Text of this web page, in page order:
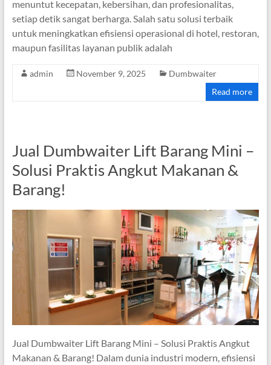
menuntut kecepatan, kebersihan, dan profesionalitas,
setiap detik sangat berharga. Salah satu solusi terbaik
untuk meningkatkan efisiensi operasional di hotel, restoran,
maupun fasilitas layanan publik adalah
admin November 9, 2025
Dumbwaiter
Read more
Jual Dumbwaiter Lift Barang Mini –
Solusi Praktis Angkut Makanan &
Barang!
Jual Dumbwaiter Lift Barang Mini – Solusi Praktis Angkut
Makanan & Barang! Dalam dunia industri modern, efisiensi